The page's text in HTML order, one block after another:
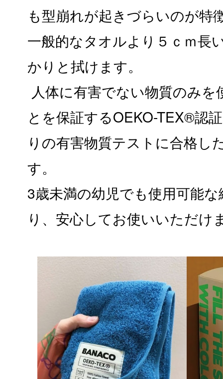
も型崩れが起きづらいのが特
一般的なタオルより５ｃｍ長
かりと拭けます。
人体に有害でない物質のみ
とを保証するOEKO-TEX®認
りの有害物質テストに合格し
す。
3歳未満の幼児でも使用可能
り、安心してお使いいただけ